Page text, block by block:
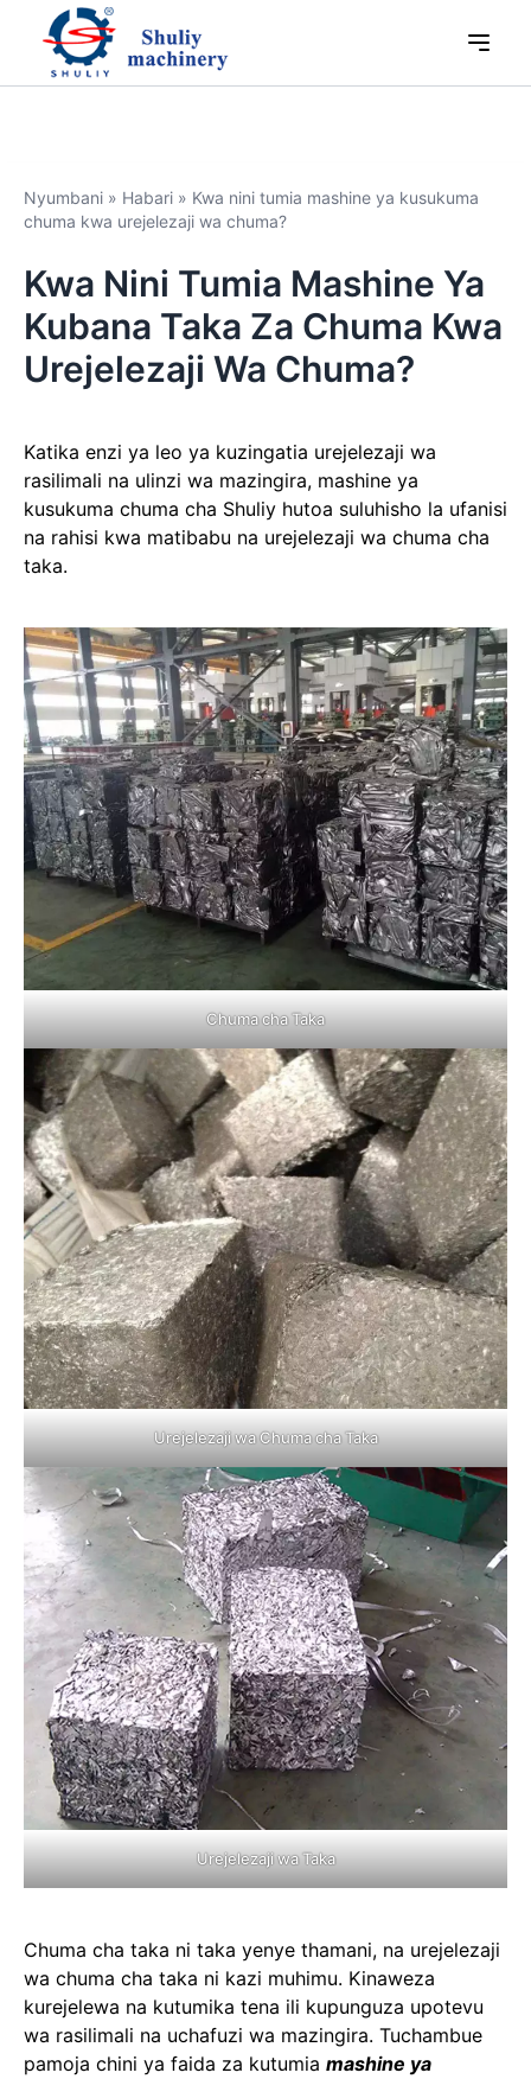
Nyumbani » Habari » Kwa nini tumia mashine ya kusukuma
chuma kwa urejelezaji wa chuma?
Kwa Nini Tumia Mashine Ya
Kubana Taka Za Chuma Kwa
Urejelezaji Wa Chuma?
Katika enzi ya leo ya kuzingatia urejelezaji wa
rasilimali na ulinzi wa mazingira, mashine ya
kusukuma chuma cha Shuliy hutoa suluhisho la ufanisi
na rahisi kwa matibabu na urejelezaji wa chuma cha
taka.
Chuma cha Taka
Urejelezaji wa Chuma cha Taka
Urejelezaji wa Taka
Chuma cha taka ni taka yenye thamani, na urejelezaji
wa chuma cha taka ni kazi muhimu. Kinaweza
kurejelewa na kutumika tena ili kupunguza upotevu
wa rasilimali na uchafuzi wa mazingira. Tuchambue
pamoja chini ya faida za kutumia mashine ya